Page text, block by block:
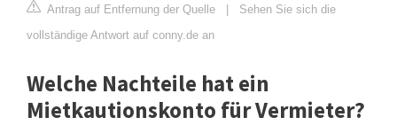
Antrag auf Entfernung der Quelle | Sehen Sie sich die
vollständige Antwort auf conny.de an
Welche Nachteile hat ein
Mietkautionskonto für Vermieter?